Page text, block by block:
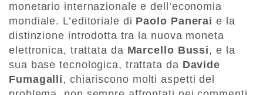
monetario internazionale e dell’economia
mondiale. L’editoriale di Paolo Panerai e la
distinzione introdotta tra la nuova moneta
elettronica, trattata da Marcello Bussi, e la
sua base tecnologica, trattata da Davide
Fumagalli, chiariscono molti aspetti del